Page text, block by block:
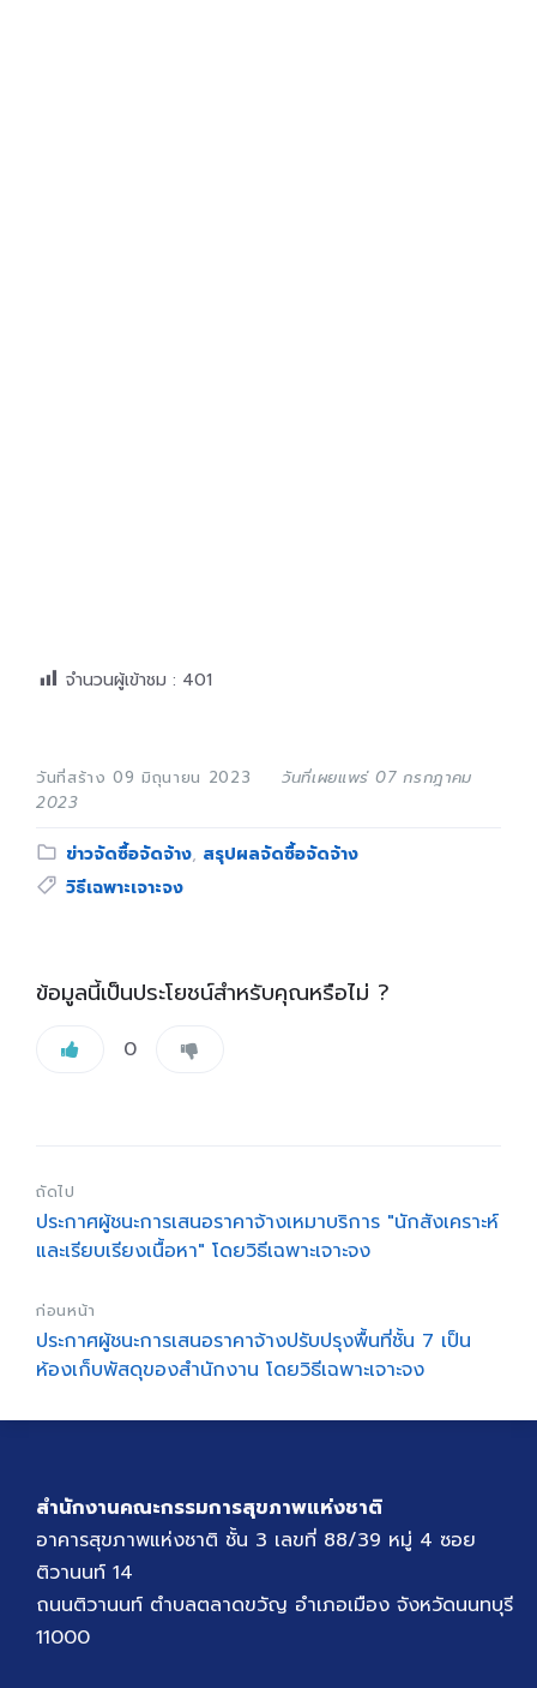
จำนวนผู้เข้าชม : 401
วันที่สร้าง 09 มิถุนายน 2023
วันที่เผยแพร่ 07 กรกฎาคม
2023
Category:
ข่าวจัดซื้อจัดจ้าง, สรุปผลจัดซื้อจัดจ้าง
Tags:
วิธีเฉพาะเจาะจง
ข้อมูลนี้เป็นประโยชน์สำหรับคุณหรือไม่ ?
0
ถัดไป
ประกาศผู้ชนะการเสนอราคาจ้างเหมาบริการ "นักสังเคราะห์
และเรียบเรียงเนื้อหา" โดยวิธีเฉพาะเจาะจง
ก่อนหน้า
ประกาศผู้ชนะการเสนอราคาจ้างปรับปรุงพื้นที่ชั้น 7 เป็น
ห้องเก็บพัสดุของสำนักงาน โดยวิธีเฉพาะเจาะจง
สำนักงานคณะกรรมการสุขภาพแห่งชาติ
อาคารสุขภาพแห่งชาติ ชั้น 3 เลขที่ 88/39 หมู่ 4 ซอย
ติวานนท์ 14
ถนนติวานนท์ ตำบลตลาดขวัญ อำเภอเมือง จังหวัดนนทบุรี
11000